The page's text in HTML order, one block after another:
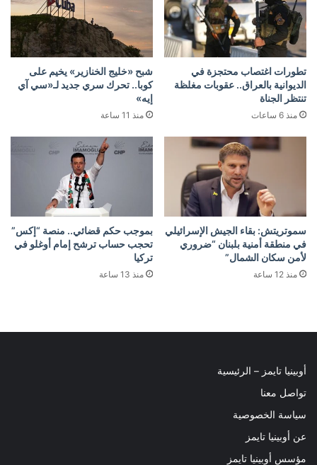
تطورات اغتصاب محتجزة في
الديوانية بالعراق.. عقوبات مغلظة
تنتظر الجناة
منذ 6 ساعات
شبح «خليج الخنازير» يخيم على
كوبا.. تحرك سري جديد لـ«سي آي
إيه»
منذ 11 ساعة
سموتريتش: بقاء الجيش الإسرائيلي
في منطقة أمنية بلبنان “ضروري
لأمن سكان الشمال”
منذ 12 ساعة
بموجب حكم قضائي.. منصة “إكس”
تحجب حساب ترشح إمام أوغلو في
تركيا
منذ 13 ساعة
أوبينيا تايمز – الرئيسية
تواصل معنا
سياسة الخصوصية
عن أوبينيا تايمز
مؤسس أوبينيا تايمز